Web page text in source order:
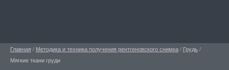
Главная / Методика и техника получения рентгеновского снимка/ Грудь/
Мягкие ткани груди